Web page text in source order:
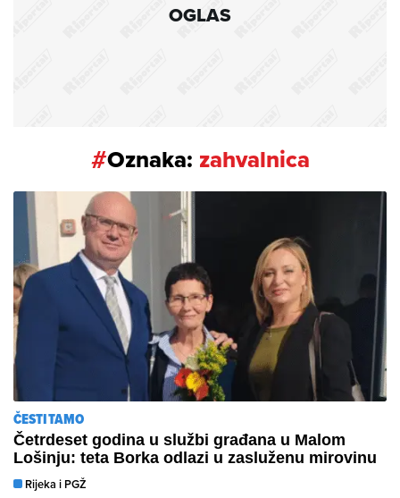
OGLAS
#Oznaka: zahvalnica
ČESTITAMO
Četrdeset godina u službi građana u Malom
Lošinju: teta Borka odlazi u zasluženu mirovinu
Rijeka i PGŽ